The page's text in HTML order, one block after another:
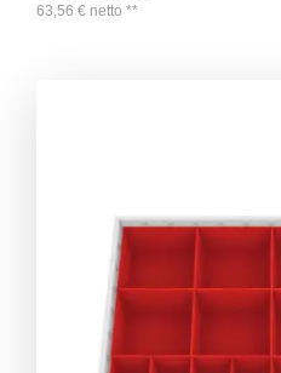
63,56 € netto **